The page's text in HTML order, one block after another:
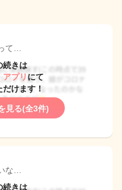
て…
続きは
プリ にて
けます！
見る(全3件)
な…
続きは